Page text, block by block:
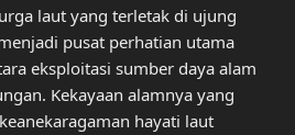
laut yang terletak di ujung
pusat perhatian utama
eksploitasi sumber daya alam
Kekayaan alamnya yang
hayati laut